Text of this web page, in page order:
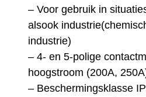
– Voor gebruik in
alsook
industrie)
– 4- en 5-polige
hoogstroom (200A,
– Beschermingsklasse